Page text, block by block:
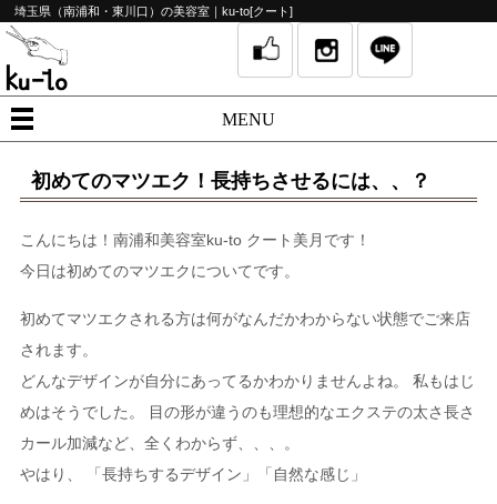
埼玉県（南浦和・東川口）の美容室｜ku-to[クート]
MENU
初めてのマツエク！長持ちさせるには、、？
こんにちは！南浦和美容室ku-to クート美月です！
今日は初めてのマツエクについてです。
初めてマツエクされる方は何がなんだかわからない状態でご来店
されます。
どんなデザインが自分にあってるかわかりませんよね。 私もはじ
めはそうでした。 目の形が違うのも理想的なエクステの太さ長さ
カール加減など、全くわからず、、、。
やはり、 「長持ちするデザイン」「自然な感じ」